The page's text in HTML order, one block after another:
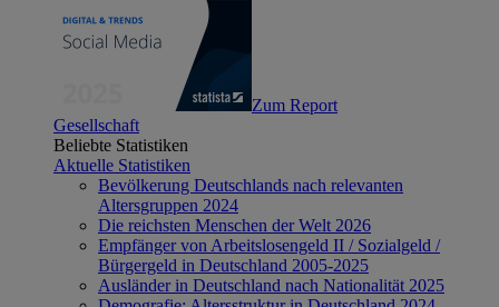
Zum Report
Gesellschaft
Beliebte Statistiken
Aktuelle Statistiken
Bevölkerung Deutschlands nach relevanten
Altersgruppen 2024
Die reichsten Menschen der Welt 2026
Empfänger von Arbeitslosengeld II / Sozialgeld /
Bürgergeld in Deutschland 2005-2025
Ausländer in Deutschland nach Nationalität 2025